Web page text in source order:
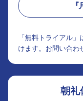
「無料トライアル
けます。お問い合わ
朝礼